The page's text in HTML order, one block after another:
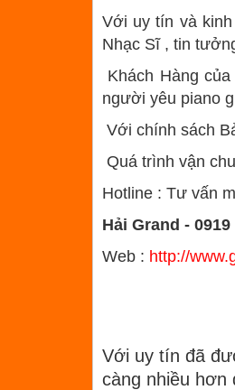
Với uy tín và
Nhạc Sĩ , tin
Khách Hàng
người yêu piano
Với chính sách
Quá trình vận
Hotline : Tư vấn
Hải Grand - 0919
Web : http://
Với uy tín đã
càng nhiều